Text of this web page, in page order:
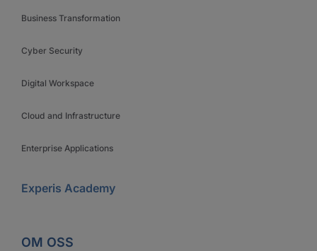
Business Transformation
Cyber Security
Digital Workspace
Cloud and Infrastructure
Enterprise Applications
Experis Academy
OM OSS